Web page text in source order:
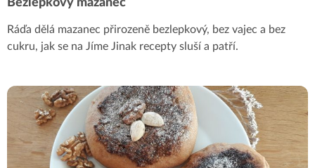
Bezlepkový mazanec
Ráďa dělá mazanec přirozeně bezlepkový, bez vajec a bez
cukru, jak se na Jíme Jinak recepty sluší a patří.